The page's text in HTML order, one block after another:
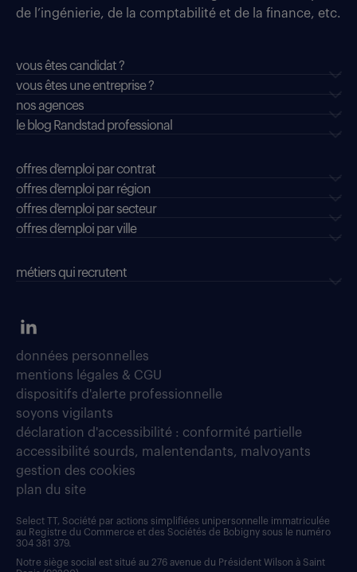
de l’ingénierie, de la comptabilité et de la finance, etc.
vous êtes candidat ?
vous êtes une entreprise ?
nos agences
le blog Randstad professional
offres d'emploi par contrat
offres d'emploi par région
offres d'emploi par secteur
offres d’emploi par ville
métiers qui recrutent
données personnelles
mentions légales & CGU
dispositifs d'alerte professionnelle
soyons vigilants
déclaration d'accessibilité : conformité partielle
accessibilité sourds, malentendants, malvoyants
gestion des cookies
plan du site
Select TT, Société par actions simplifiées unipersonnelle immatriculée
au Registre du Commerce et des Sociétés de Bobigny sous le numéro
304 381 379.
Notre siège social est situé au 276 avenue du Président Wilson à Saint